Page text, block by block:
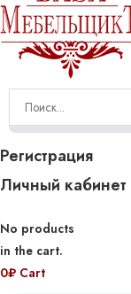
Регистрация
Личный кабинет
No products
in the cart.
0₽ Cart